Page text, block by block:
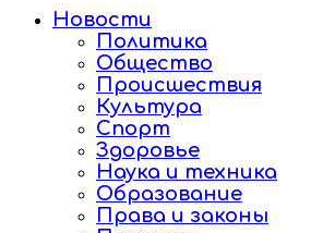
Новости
Политика
Общество
Происшествия
Культура
Спорт
Здоровье
Наука и техника
Образование
Права и законы